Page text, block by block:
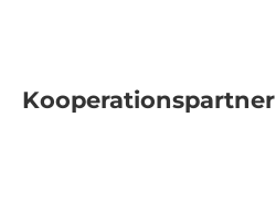
Kooperationspartner